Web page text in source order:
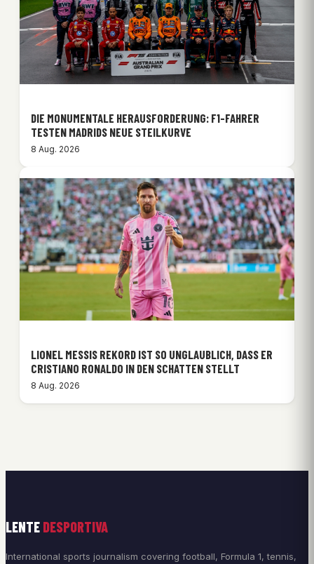
DIE MONUMENTALE HERAUSFORDERUNG: F1-FAHRER
TESTEN MADRIDS NEUE STEILKURVE
8 Aug. 2026
LIONEL MESSIS REKORD IST SO UNGLAUBLICH, DASS ER
CRISTIANO RONALDO IN DEN SCHATTEN STELLT
8 Aug. 2026
LENTE DESPORTIVA
International sports journalism covering football, Formula 1, tennis,